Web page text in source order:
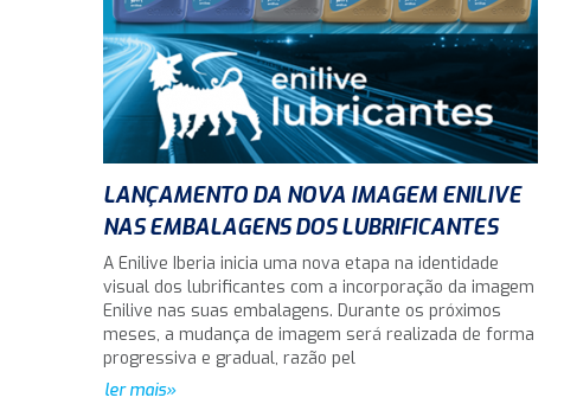
LANÇAMENTO DA NOVA IMAGEM ENILIVE
NAS EMBALAGENS DOS LUBRIFICANTES
A Enilive Iberia inicia uma nova etapa na identidade
visual dos lubrificantes com a incorporação da imagem
Enilive nas suas embalagens. Durante os próximos
meses, a mudança de imagem será realizada de forma
progressiva e gradual, razão pel
ler mais»